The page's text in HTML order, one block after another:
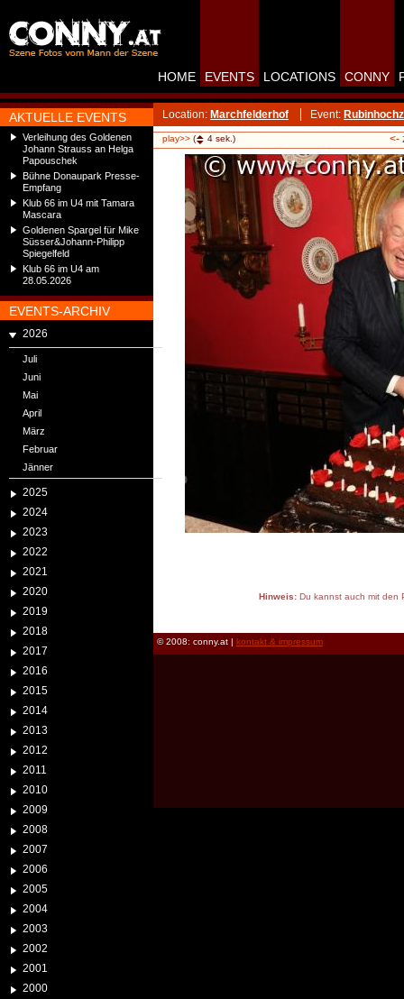
AKTUELLE EVENTS
Verleihung des Goldenen
Johann Strauss an Helga
Papouschek
Bühne Donaupark Presse-
Empfang
Klub 66 im U4 mit Tamara
Mascara
Goldenen Spargel für Mike
Süsser&Johann-Philipp
Spiegelfeld
Klub 66 im U4 am
28.05.2026
EVENTS-ARCHIV
2026
Juli
Juni
Mai
April
März
Februar
Jänner
2025
2024
2023
2022
2021
2020
2019
2018
2017
2016
2015
2014
2013
2012
2011
2010
2009
2008
2007
2006
2005
2004
2003
2002
2001
2000
HOME EVENTS LOCATIONS CONNY
Location: Marchfelderhof Event:
play>> ( 4 sek.) <-
Hinweis:Du kannst auch mit den
© 2008: conny.at | kontakt & impressum